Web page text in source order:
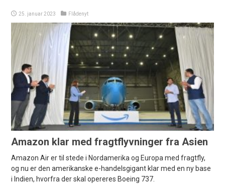
25. januar 2023 Flådenyt
Amazon klar med fragtflyvninger fra Asien
Amazon Air er til stede i Nordamerika og Europa med fragtfly,
og nu er den amerikanske e-handelsgigant klar med en ny base
i Indien, hvorfra der skal opereres Boeing 737.